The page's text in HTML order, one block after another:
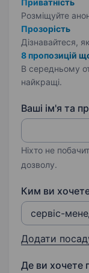
Приватність
Розміщуйте
Прозорість
Дізнавайтеся,
8 пропозицій
В середньому
найкращі.
Ваші ім'я та
Ніхто не
дозволу.
Ким ви
Додати
Де ви хочете